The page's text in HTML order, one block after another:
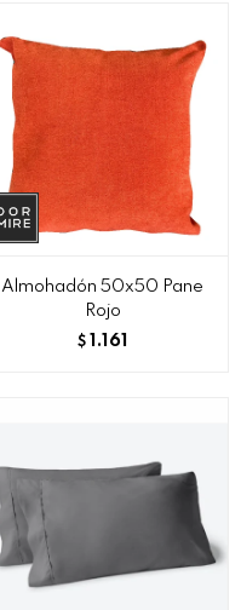
Almohadón 50x50 Pane
Rojo
$ 1.161